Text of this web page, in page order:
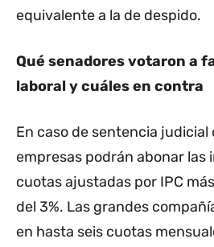
equivalente a la de despido.
Qué senadores votaron a
laboral y cuáles en contra
En caso de sentencia
empresas podrán abonar las
cuotas ajustadas por IPC
del 3%. Las grandes
en hasta seis cuotas